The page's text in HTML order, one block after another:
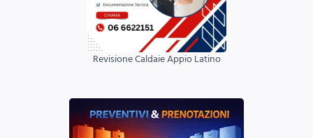
Revisione Caldaie Appio Latino